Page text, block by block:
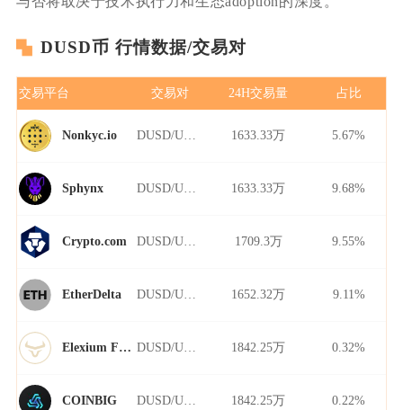
DUSD币 行情数据/交易对
交易平台 交易对 24H交易量 占比
Nonkyc.io 1633.33万 5.67%
Sphynx 1633.33万 9.68%
Crypto.com 1709.3万 9.55%
EtherDelta 1652.32万 9.11%
Elexium Finance 1842.25万 0.32%
COINBIG 1842.25万 0.22%